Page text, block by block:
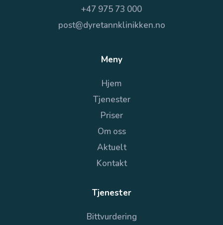
+47 975 73 000
post@dyretannklinikken.no
Meny
Hjem
Tjenester
Priser
Om oss
Aktuelt
Kontakt
Tjenester
Bittvurdering